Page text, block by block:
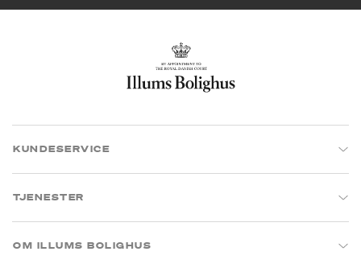
KUNDESERVICE
TJENESTER
OM ILLUMS BOLIGHUS